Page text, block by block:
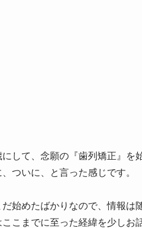
にして、念願の『歯列矯正』を
ついに、と言った感じです。
だ始めたばかりなので、情報は
ここまでに至った経緯を少しお